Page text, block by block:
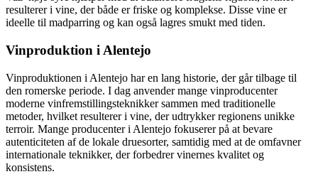
resulterer i vine, der både er friske og komplekse. Disse vine er
ideelle til madparring og kan også lagres smukt med tiden.
Vinproduktion i Alentejo
Vinproduktionen i Alentejo har en lang historie, der går tilbage til
den romerske periode. I dag anvender mange vinproducenter
moderne vinfremstillingsteknikker sammen med traditionelle
metoder, hvilket resulterer i vine, der udtrykker regionens unikke
terroir. Mange producenter i Alentejo fokuserer på at bevare
autenticiteten af de lokale druesorter, samtidig med at de omfavner
internationale teknikker, der forbedrer vinernes kvalitet og
konsistens.